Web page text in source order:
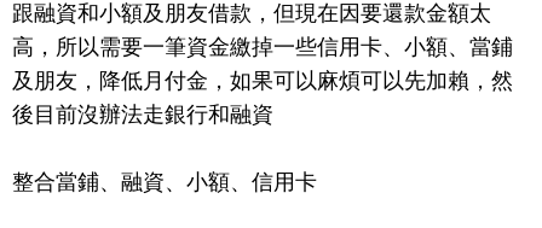
跟融資和小額及朋友借款，但現在因要還款金額太
高，所以需要一筆資金繳掉一些信用卡、小額、當鋪
及朋友，降低月付金，如果可以麻煩可以先加賴，然
後目前沒辦法走銀行和融資
整合當鋪、融資、小額、信用卡